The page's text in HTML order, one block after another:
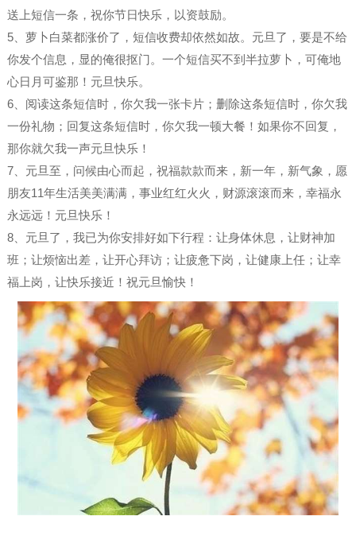
送上短信一条，祝你节日快乐，以资鼓励。
5、萝卜白菜都涨价了，短信收费却依然如故。元旦了，要是不给
你发个信息，显的俺很抠门。一个短信买不到半拉萝卜，可俺地
心日月可鉴那！元旦快乐。
6、阅读这条短信时，你欠我一张卡片；删除这条短信时，你欠我
一份礼物；回复这条短信时，你欠我一顿大餐！如果你不回复，
那你就欠我一声元旦快乐！
7、元旦至，问候由心而起，祝福款款而来，新一年，新气象，愿
朋友11年生活美美满满，事业红红火火，财源滚滚而来，幸福永
永远远！元旦快乐！
8、元旦了，我已为你安排好如下行程：让身体休息，让财神加
班；让烦恼出差，让开心拜访；让疲惫下岗，让健康上任；让幸
福上岗，让快乐接近！祝元旦愉快！